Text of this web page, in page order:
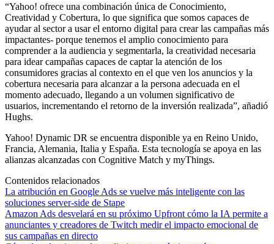
“Yahoo! ofrece una combinación única de Conocimiento,
Creatividad y Cobertura, lo que significa que somos capaces de
ayudar al sector a usar el entorno digital para crear las campañas más
impactantes- porque tenemos el amplio conocimiento para
comprender a la audiencia y segmentarla, la creatividad necesaria
para idear campañas capaces de captar la atención de los
consumidores gracias al contexto en el que ven los anuncios y la
cobertura necesaria para alcanzar a la persona adecuada en el
momento adecuado, llegando a un volumen significativo de
usuarios, incrementando el retorno de la inversión realizada”, añadió
Hughs.
Yahoo! Dynamic DR se encuentra disponible ya en Reino Unido,
Francia, Alemania, Italia y España. Esta tecnología se apoya en las
alianzas alcanzadas con Cognitive Match y myThings.
Contenidos relacionados
La atribución en Google Ads se vuelve más inteligente con las
soluciones server-side de Stape
Amazon Ads desvelará en su próximo Upfront cómo la IA permite a
anunciantes y creadores de Twitch medir el impacto emocional de
sus campañas en directo